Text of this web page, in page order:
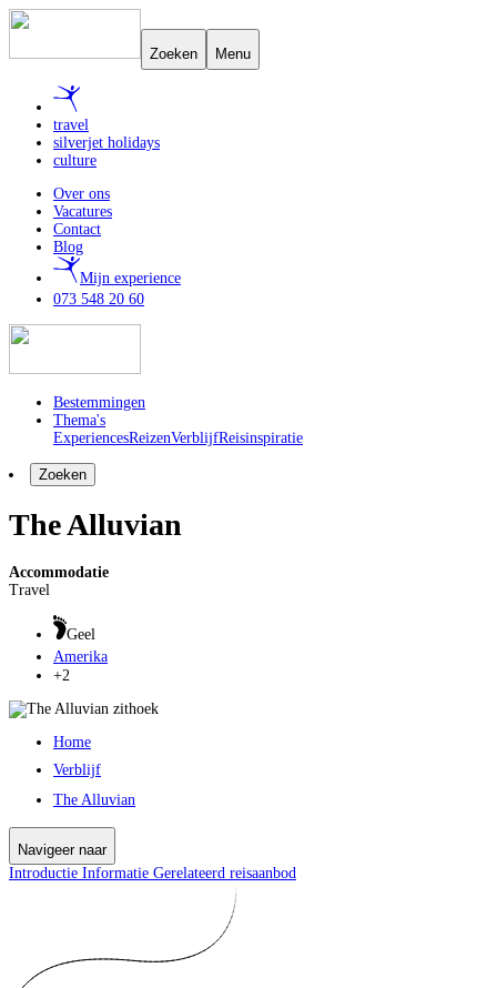
Zoeken Menu
travel
silverjet holidays
culture
Over ons
Vacatures
Contact
Blog
Mijn experience
073 548 20 60
Bestemmingen
Thema's
ExperiencesReizenVerblijfReisinspiratie
Zoeken
The Alluvian
Accommodatie
Travel
Geel
Amerika
+2
Home
Verblijf
The Alluvian
Navigeer naar
Introductie Informatie Gerelateerd reisaanbod